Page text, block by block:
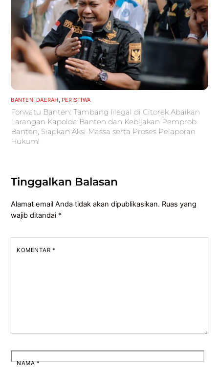
BANTEN, DAERAH, PERISTIWA
Forwatu Banten: Tambang Iilegal di Citorek Abaikan
Larangan Kapolda Banten dan Kebijakan Pemprob
Banten, Siapkan Aksi Massa serta Proses Pelaporan
Hukum!
Tinggalkan Balasan
Alamat email Anda tidak akan dipublikasikan. Ruas yang
wajib ditandai *
KOMENTAR *
NAMA*